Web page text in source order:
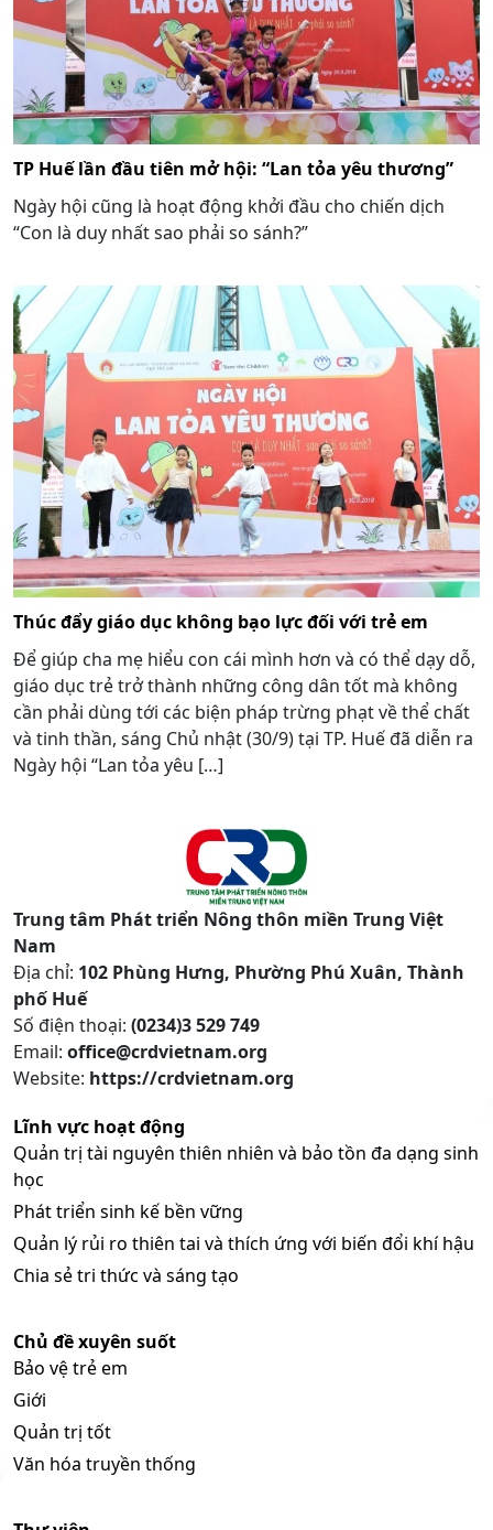
TP Huế lần đầu tiên mở hội: “Lan tỏa yêu thương”
Ngày hội cũng là hoạt động khởi đầu cho chiến dịch
“Con là duy nhất sao phải so sánh?”
Thúc đẩy giáo dục không bạo lực đối với trẻ em
Để giúp cha mẹ hiểu con cái mình hơn và có thể dạy dỗ,
giáo dục trẻ trở thành những công dân tốt mà không
cần phải dùng tới các biện pháp trừng phạt về thể chất
và tinh thần, sáng Chủ nhật (30/9) tại TP. Huế đã diễn ra
Ngày hội “Lan tỏa yêu […]
Trung tâm Phát triển Nông thôn miền Trung Việt
Nam
Địa chỉ: 102 Phùng Hưng, Phường Phú Xuân, Thành
phố Huế
Số điện thoại: (0234)3 529 749
Email: office@crdvietnam.org
Website: https://crdvietnam.org
Lĩnh vực hoạt động
Quản trị tài nguyên thiên nhiên và bảo tồn đa dạng sinh
học
Phát triển sinh kế bền vững
Quản lý rủi ro thiên tai và thích ứng với biến đổi khí hậu
Chia sẻ tri thức và sáng tạo
Chủ đề xuyên suốt
Bảo vệ trẻ em
Giới
Quản trị tốt
Văn hóa truyền thống